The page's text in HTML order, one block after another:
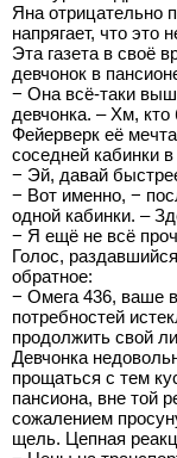
Яна отрицательно
напрягает, что это
Эта газета в своё
девчонок в
− Она всё-таки
девчонка. – Хм,
Фейерверк её
соседней кабинки
− Эй, давай
− Вот именно, −
одной кабинки. –
− Я ещё не всё
Голос,
обратное:
− Омега 436, ваше
потребностей
продолжить свой
Девчонка
прощаться с тем
пансиона, вне той
сожалением
щель. Цепная